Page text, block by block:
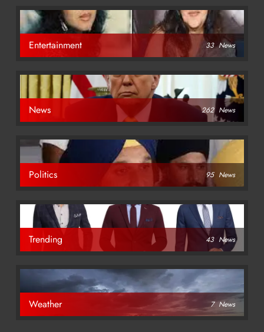
Entertainment 33 News
News 262 News
Politics 95 News
Trending 43 News
Weather 7 News